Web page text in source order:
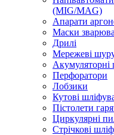
(MIG/MAG)
Апарати
Маски
Дрилі
Мережеві
Перфоратори
Лобзики
Кутові
Пістолети
Циркулярні
Стрічкові